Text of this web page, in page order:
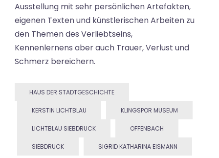
Ausstellung mit sehr persönlichen Artefakten,
eigenen Texten und künstlerischen Arbeiten zu
den Themen des Verliebtseins,
Kennenlernens aber auch Trauer, Verlust und
Schmerz bereichern.
HAUS DER STADTGESCHICHTE
KERSTIN LICHTBLAU KLINGSPOR MUSEUM
LICHTBLAU SIEBDRUCK OFFENBACH
SIEBDRUCK SIGRID KATHARINA EISMANN